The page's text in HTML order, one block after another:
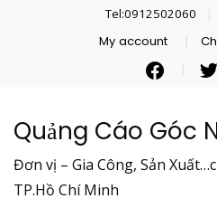
Tel:0912502060
My account
Quảng Cáo Góc
Đơn vị – Gia Công, Sản
TP.Hồ Chí Minh